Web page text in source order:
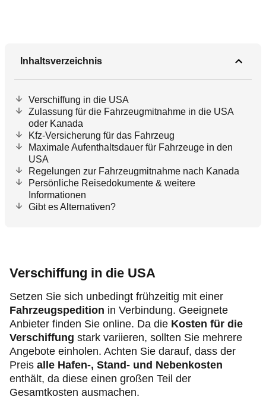
Inhaltsverzeichnis
Verschiffung in die USA
Zulassung für die Fahrzeugmitnahme in die USA
oder Kanada
Kfz-Versicherung für das Fahrzeug
Maximale Aufenthaltsdauer für Fahrzeuge in den
USA
Regelungen zur Fahrzeugmitnahme nach Kanada
Persönliche Reisedokumente & weitere
Informationen
Gibt es Alternativen?
Verschiffung in die USA
Setzen Sie sich unbedingt frühzeitig mit einer
Fahrzeugspedition in Verbindung. Geeignete
Anbieter finden Sie online. Da die Kosten für die
Verschiffung stark variieren, sollten Sie mehrere
Angebote einholen. Achten Sie darauf, dass der
Preis alle Hafen-, Stand- und Nebenkosten
enthält, da diese einen großen Teil der
Gesamtkosten ausmachen.